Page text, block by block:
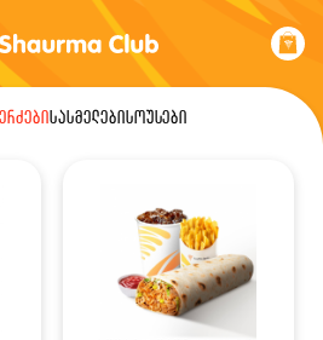
სასმელებისოუსები